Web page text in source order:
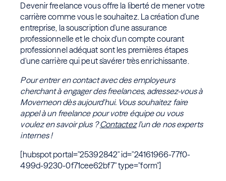
Devenir freelance vous offre la liberté de mener votre
carrière comme vous le souhaitez. La création d'une
entreprise, la souscription d'une assurance
professionnelle et le choix d'un compte courant
professionnel adéquat sont les premières étapes
d'une carrière qui peut s'avérer très enrichissante.
Pour entrer en contact avec des employeurs
cherchant à engager des freelances, adressez-vous à
Movemeon dès aujourd'hui. Vous souhaitez faire
appel à un freelance pour votre équipe ou vous
voulez en savoir plus ?Contactezl'un de nos experts
internes !
[hubspot portal="25392842" id="24161966-77f0-
499d-9230-0f71cee62bf7" type="form"]